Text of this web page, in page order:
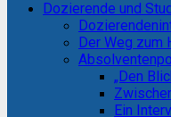
Dozierende und
Der Weg zum
„Den
Ein